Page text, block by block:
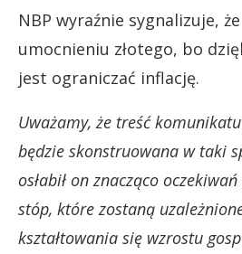
NBP wyraźnie sygnalizuje,
umocnieniu złotego, bo
jest ograniczać inflację.
Uważamy, że treść
będzie skonstruowana w taki
osłabił on znacząco
stóp, które zostaną
kształtowania się wzrostu